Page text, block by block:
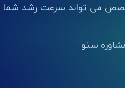
می تواند سرعت رشد شما
سئو